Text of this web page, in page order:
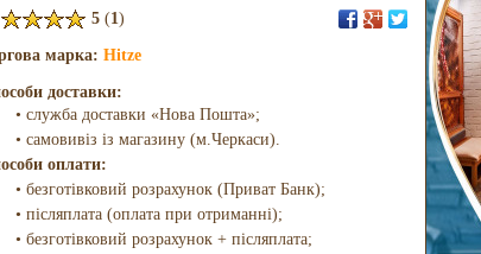
5 (1)
марка: Hitze
доставки:
• служба доставки «Нова Пошта»;
• самовивіз із магазину (м.Черкаси).
оплати:
• безготівковий розрахунок (Приват Банк);
• післяплата (оплата при отриманні);
• безготівковий розрахунок + післяплата;